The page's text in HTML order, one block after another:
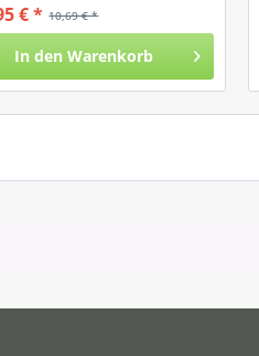
10,69 € *
€ *
In den Warenkorb